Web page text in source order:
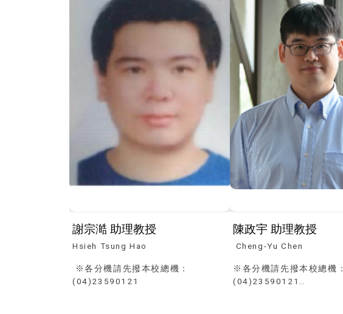
謝宗澔 助理教授
Hsieh Tsung Hao
※各分機請先撥本校總機：
(04)23590121
陳政宇 助理教授
Cheng-Yu Chen
※各分機請先撥本校總機：
(04)23590121